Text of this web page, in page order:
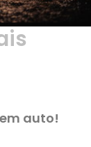
auto!